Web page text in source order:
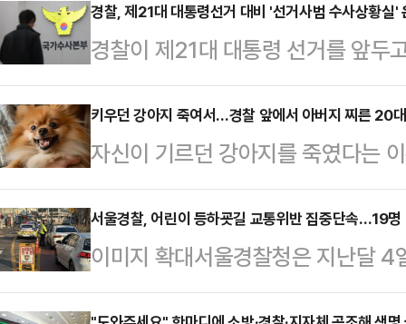
속해 1394명을 송치하고 이중 42
면 불법 리베이트 사범은 1050명
사범은 1567명(712명 송치·구속
각각 64.9%, 45.4%다.불법 리베
597명(구속 5명), 건설산업 292
경찰, 제21대 대통령선거 대비 '선거사범 수사상황실'
경찰이 제21대 대통령 선거를 앞두
단속 체제에 돌입했다.9일 경찰에
일 대통령 선거에 대비해 전국 278
하고 수사전담팀을 가동하는 등 부
수 ▲허위사실 유포 ▲공무원 선거
대 선거범죄로 선정하고 24시간 집
선택권 행사에 악영향을 미치는 사
실 유포나 여론조사 관련 각종 …
키우던 강아지 죽여서…경찰 앞에서 아버지 찌른 20
자신이 기르던 강아지를 죽였다는
에 넘겨진 20대 딸에게 실형이 선
사13부(부장판사 김기풍)는 존속
징역 3년을 선고했다고 이날 밝혔
께 인천에 있는 친척의 주거지에서
서울경찰, 어린이 등하굣길 교통위반 집중단속…19명
이미지 확대서울경찰청은 지난달
위반행위 집중 단속을 실시했한 결